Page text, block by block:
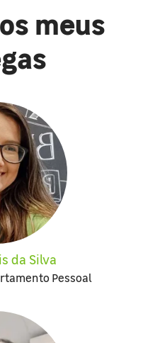
meus
da Silva
Pessoal